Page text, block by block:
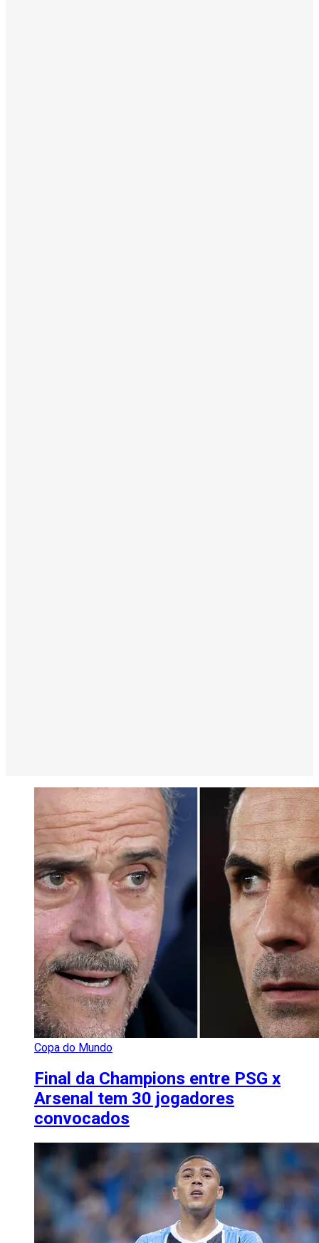
Copa do Mundo
Final da Champions entre PSG x
Arsenal tem 30 jogadores
convocados